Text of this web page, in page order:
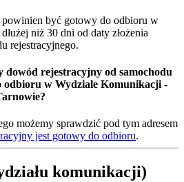
być gotowy do odbioru w
niż 30 dni od daty złożenia
rejestracyjnego.
dowód rejestracyjny od samochodu
odbioru w Wydziale Komunikacji -
możemy sprawdzić pod tym adresem
jest gotowy do odbioru.
komunikacji)